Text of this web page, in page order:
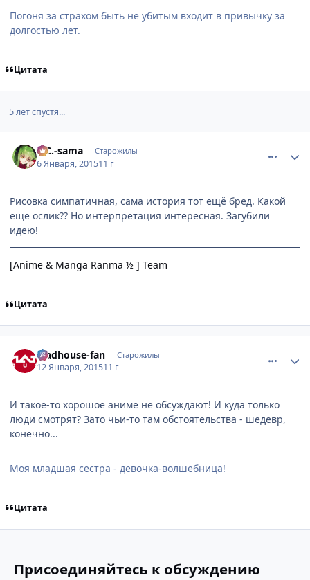
Погоня за страхом быть не убитым входит в привычку за
долгостью лет.
Цитата
5 лет спустя...
C.C.-sama Старожилы
6 Января, 201511 г
Рисовка симпатичная, сама история тот ещё бред. Какой
ещё ослик?? Но интерпретация интересная. Загубили
идею!
[Anime & Manga Ranma ½ ] Team
Цитата
Madhouse-fan Старожилы
12 Января, 201511 г
И такое-то хорошое аниме не обсуждают! И куда только
люди смотрят? Зато чьи-то там обстоятельства - шедевр,
конечно...
Моя младшая сестра - девочка-волшебница!
Цитата
Присоединяйтесь к обсуждению